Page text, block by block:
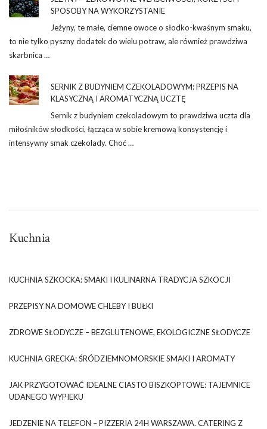
SPOSOBY NA WYKORZYSTANIE
Jeżyny, te małe, ciemne owoce o słodko-kwaśnym smaku,
to nie tylko pyszny dodatek do wielu potraw, ale również prawdziwa
skarbnica …
SERNIK Z BUDYNIEM CZEKOLADOWYM: PRZEPIS NA
KLASYCZNĄ I AROMATYCZNĄ UCZTĘ
Sernik z budyniem czekoladowym to prawdziwa uczta dla
miłośników słodkości, łącząca w sobie kremową konsystencję i
intensywny smak czekolady. Choć …
Kuchnia
KUCHNIA SZKOCKA: SMAKI I KULINARNA TRADYCJA SZKOCJI
PRZEPISY NA DOMOWE CHLEBY I BUŁKI
ZDROWE SŁODYCZE – BEZGLUTENOWE, EKOLOGICZNE SŁODYCZE
KUCHNIA GRECKA: ŚRÓDZIEMNOMORSKIE SMAKI I AROMATY
JAK PRZYGOTOWAĆ IDEALNE CIASTO BISZKOPTOWE: TAJEMNICE
UDANEGO WYPIEKU
JEDZENIE NA TELEFON – PIZZERIA 24H WARSZAWA. CATERING Z